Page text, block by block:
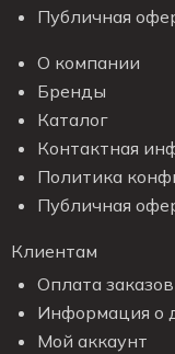
Публичная
О компании
Бренды
Каталог
Контактная
Политика
Публичная
Клиентам
Оплата заказов
Информация о
Мой аккаунт